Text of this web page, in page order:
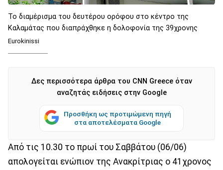
Το διαμέρισμα του δευτέρου ορόφου στο κέντρο της
Καλαμάτας που διαπράχθηκε η δολοφονία της 39χρονης
Eurokinissi
Δες περισσότερα άρθρα του CNN Greece όταν
αναζητάς ειδήσεις στην Google
Προσθήκη ως προτιμώμενη πηγή
στα αποτελέσματα Google
Από τις 10.30 το πρωί του Σαββάτου (06/06)
απολογείται ενώπιον της Ανακρίτριας ο 41χρονος